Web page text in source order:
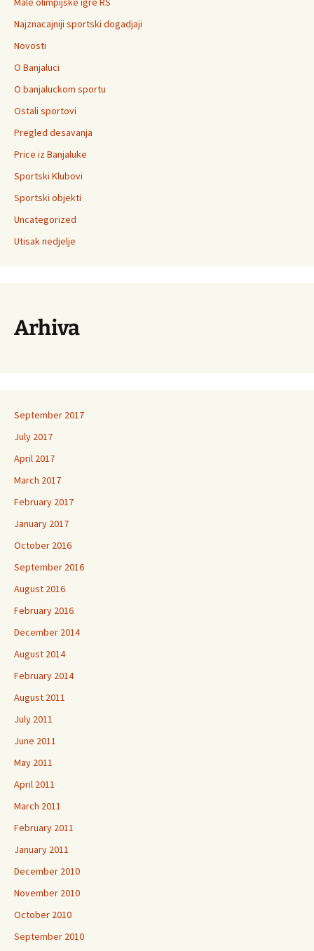
Najznacajniji sportski dogadjaji
Novosti
O Banjaluci
O banjaluckom sportu
Ostali sportovi
Pregled desavanja
Price iz Banjaluke
Sportski Klubovi
Sportski objekti
Uncategorized
Utisak nedjelje
Arhiva
September 2017
July 2017
April 2017
March 2017
February 2017
January 2017
October 2016
September 2016
August 2016
February 2016
December 2014
August 2014
February 2014
August 2011
July 2011
June 2011
May 2011
April 2011
March 2011
February 2011
January 2011
December 2010
November 2010
October 2010
September 2010